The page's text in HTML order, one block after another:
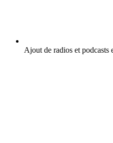
Ajout de radios et podcasts